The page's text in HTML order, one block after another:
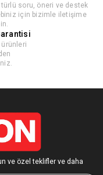
türlü soru, öneri ve destek
için bizimle iletişime
ürünleri
ve özel teklifler ve daha